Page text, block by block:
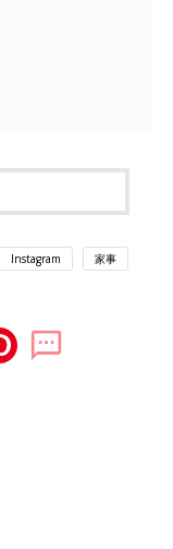
Instagram 家事